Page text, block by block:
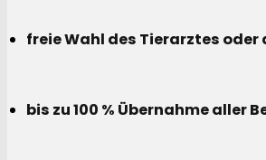
freie Wahl des Tierarztes oder
bis zu 100 % Übernahme aller